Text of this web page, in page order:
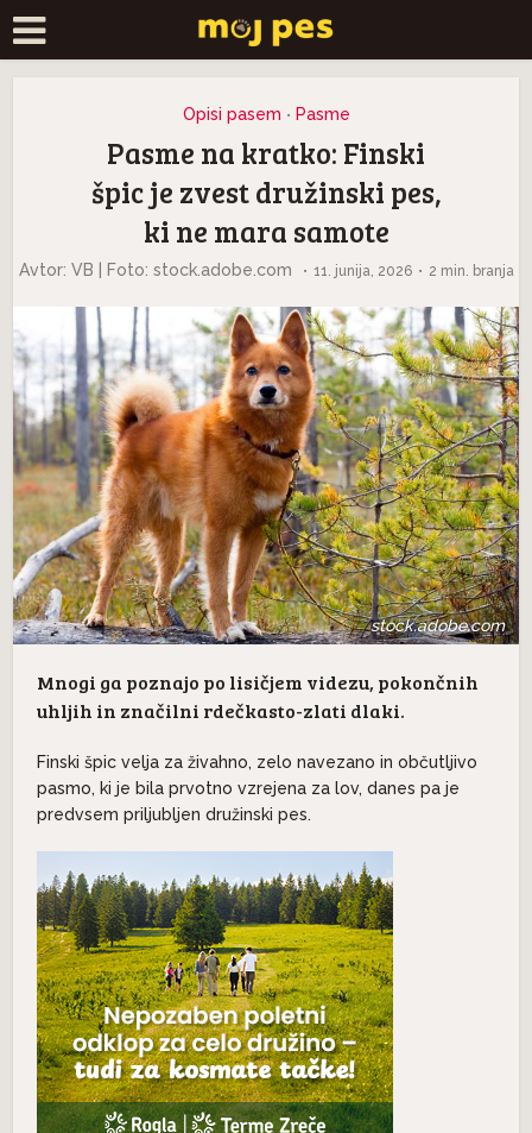
Opisi pasem • Pasme
Pasme na kratko: Finski
špic je zvest družinski pes,
ki ne mara samote
Avtor: VB | Foto: stock.adobe.com 11. junija, 2026 2 min. branja
stock.adobe.com
Mnogi ga poznajo po lisičjem videzu, pokončnih
uhljih in značilni rdečkasto-zlati dlaki.
Finski špic velja za živahno, zelo navezano in občutljivo
pasmo, ki je bila prvotno vzrejena za lov, danes pa je
predvsem priljubljen družinski pes.